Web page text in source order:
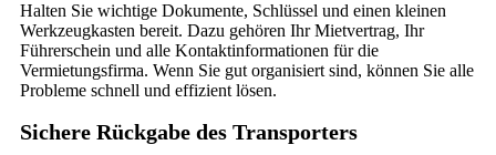
Halten Sie wichtige Dokumente, Schlüssel und einen kleinen
Werkzeugkasten bereit. Dazu gehören Ihr Mietvertrag, Ihr
Führerschein und alle Kontaktinformationen für die
Vermietungsfirma. Wenn Sie gut organisiert sind, können Sie alle
Probleme schnell und effizient lösen.
Sichere Rückgabe des Transporters